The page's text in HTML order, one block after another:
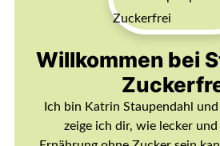
Willkommen bei
Ich bin Katrin Staupendahl
zeige ich dir, wie lecker